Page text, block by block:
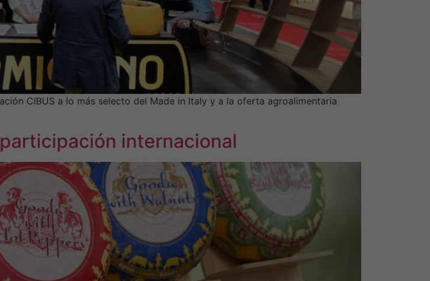
CIBUS a lo más selecto del Made in Italy y a la oferta agroalimentaria
internacional